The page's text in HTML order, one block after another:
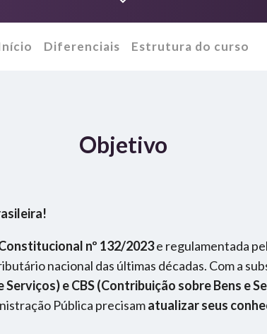
Diferenciais Estrutura do curso
Objetivo
nº 132/2023e regulamentada
nacional das últimas décadas. Com a
Serviços) e CBS (Contribuição sobre Bens e
Pública precisamatualizar seus